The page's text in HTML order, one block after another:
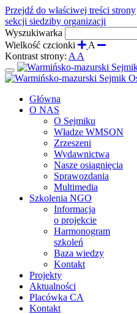
Przejdź do właściwej treści strony
sekcji siedziby organizacji
Wyszukiwarka
Wielkość czcionki
A
Kontrast strony: A A
Rozwiń
menu
Główna
O NAS
O Sejmiku
Władze WMSON
Zrzeszeni
Wydawnictwa
Nasze osiągnięcia
Sprawozdania
Multimedia
Szkolenia NGO
Informacja
o projekcie
Harmonogram
szkoleń
Baza wiedzy
Kontakt
Projekty
Aktualności
Placówka CA
Kontakt